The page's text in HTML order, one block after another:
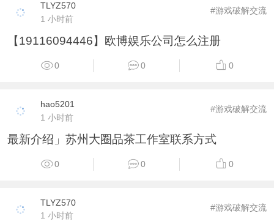
TLYZ570
1 小时前
#游戏破解交流
【19116094446】欧博娱乐公司怎么注册
0 0 0
hao5201
1 小时前
#游戏破解交流
最新介绍」苏州大圈品茶工作室联系方式
0 0 0
TLYZ570
1 小时前
#游戏破解交流